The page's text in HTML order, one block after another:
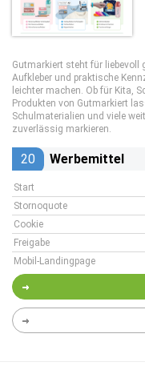
Gutmarkiert steht für liebevoll
Aufkleber und praktische
leichter machen. Ob für Kita,
Produkten von Gutmarkiert
Schulmaterialien und viele
zuverlässig markieren.
20 Werbemittel
Start
Stornoquote
Cookie
Freigabe
Mobil-Landingpage